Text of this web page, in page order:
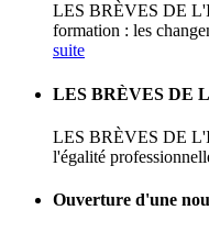
LES BRÈVES DE
formation : les
suite
LES BRÈVES DE
LES BRÈVES DE
l'égalité
Ouverture d'une